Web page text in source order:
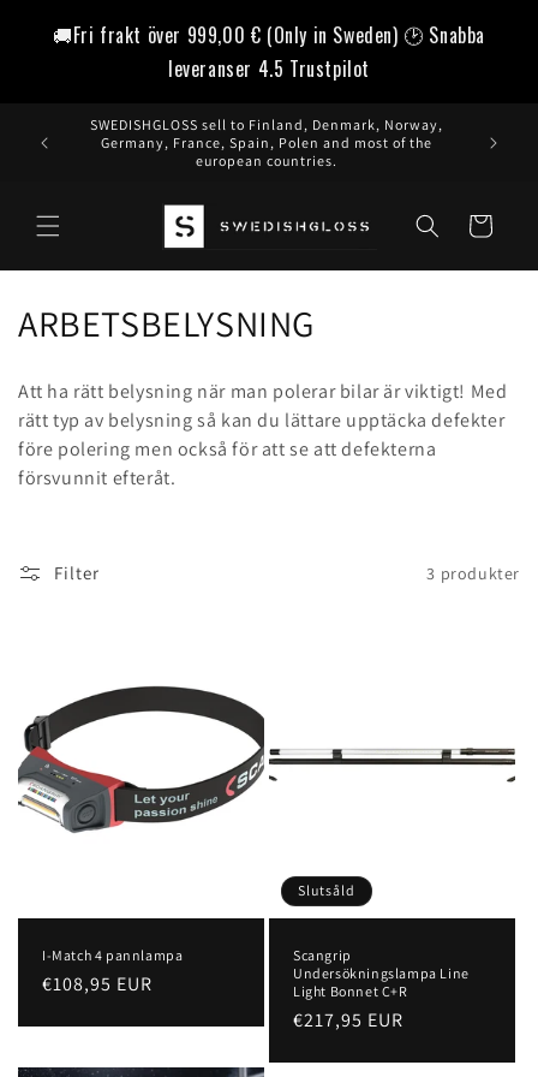
🚚Fri frakt över 999,00 € (Only in Sweden) 🕑 Snabba
leveranser 4.5 Trustpilot
till
SWEDISHGLOSS sell to Finland, Denmark, Norway,
Germany, France, Spain, Polen and most of the
european countries.
Varukorg
P
o
d
k
r
i
ARBETSBELYSNING
Att ha rätt belysning när man polerar bilar är viktigt! Med
rätt typ av belysning så kan du lättare upptäcka defekter
före polering men också för att se att defekterna
försvunnit efteråt.
Filter 3 produkter
I-Match 4 pannlampa
Ordinarie
€108,95 EUR
Slutsåld
Scangrip
Undersökningslampa Line
Light Bonnet C+R
Ordinarie
€217,95 EUR